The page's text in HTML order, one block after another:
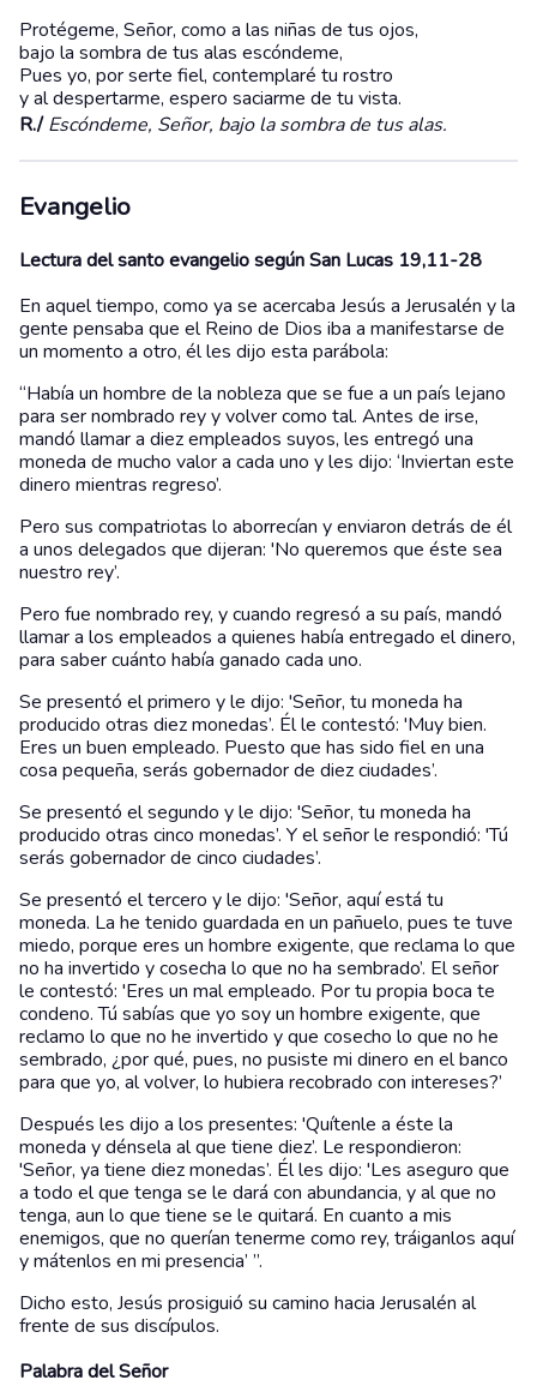
Protégeme, Señor, como a las niñas de tus ojos,
bajo la sombra de tus alas escóndeme,
Pues yo, por serte fiel, contemplaré tu rostro
y al despertarme, espero saciarme de tu vista.
R./ Escóndeme, Señor, bajo la sombra de tus alas.
Evangelio
Lectura del santo evangelio según San Lucas 19,11-28
En aquel tiempo, como ya se acercaba Jesús a Jerusalén y la
gente pensaba que el Reino de Dios iba a manifestarse de
un momento a otro, él les dijo esta parábola:
“Había un hombre de la nobleza que se fue a un país lejano
para ser nombrado rey y volver como tal. Antes de irse,
mandó llamar a diez empleados suyos, les entregó una
moneda de mucho valor a cada uno y les dijo: ‘Inviertan este
dinero mientras regreso’.
Pero sus compatriotas lo aborrecían y enviaron detrás de él
a unos delegados que dijeran: 'No queremos que éste sea
nuestro rey’.
Pero fue nombrado rey, y cuando regresó a su país, mandó
llamar a los empleados a quienes había entregado el dinero,
para saber cuánto había ganado cada uno.
Se presentó el primero y le dijo: 'Señor, tu moneda ha
producido otras diez monedas’. Él le contestó: 'Muy bien.
Eres un buen empleado. Puesto que has sido fiel en una
cosa pequeña, serás gobernador de diez ciudades’.
Se presentó el segundo y le dijo: 'Señor, tu moneda ha
producido otras cinco monedas’. Y el señor le respondió: 'Tú
serás gobernador de cinco ciudades’.
Se presentó el tercero y le dijo: 'Señor, aquí está tu
moneda. La he tenido guardada en un pañuelo, pues te tuve
miedo, porque eres un hombre exigente, que reclama lo que
no ha invertido y cosecha lo que no ha sembrado’. El señor
le contestó: 'Eres un mal empleado. Por tu propia boca te
condeno. Tú sabías que yo soy un hombre exigente, que
reclamo lo que no he invertido y que cosecho lo que no he
sembrado, ¿por qué, pues, no pusiste mi dinero en el banco
para que yo, al volver, lo hubiera recobrado con intereses?’
Después les dijo a los presentes: 'Quítenle a éste la
moneda y dénsela al que tiene diez’. Le respondieron:
'Señor, ya tiene diez monedas’. Él les dijo: 'Les aseguro que
a todo el que tenga se le dará con abundancia, y al que no
tenga, aun lo que tiene se le quitará. En cuanto a mis
enemigos, que no querían tenerme como rey, tráiganlos aquí
y mátenlos en mi presencia’ ”.
Dicho esto, Jesús prosiguió su camino hacia Jerusalén al
frente de sus discípulos.
Palabra del Señor